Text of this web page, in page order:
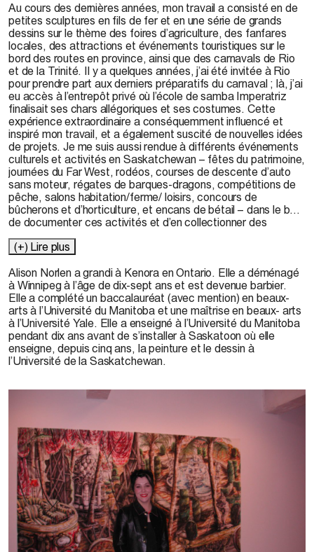
Au cours des dernières années, mon travail a consisté en de
petites sculptures en fils de fer et en une série de grands
dessins sur le thème des foires d’agriculture, des fanfares
locales, des attractions et événements touristiques sur le
bord des routes en province, ainsi que des carnavals de Rio
et de la Trinité. Il y a quelques années, j’ai été invitée à Rio
pour prendre part aux derniers préparatifs du carnaval ; là, j’ai
eu accès à l’entrepôt privé où l’école de samba Imperatriz
finalisait ses chars allégoriques et ses costumes. Cette
expérience extraordinaire a conséquemment influencé et
inspiré mon travail, et a également suscité de nouvelles idées
de projets. Je me suis aussi rendue à différents événements
culturels et activités en Saskatchewan – fêtes du patrimoine,
journées du Far West, rodéos, courses de descente d’auto
sans moteur, régates de barques-dragons, compétitions de
pêche, salons habitation/ferme/ loisirs, concours de
bûcherons et d’horticulture, et encans de bétail – dans le but
de documenter ces activités et d’en collectionner des
mes yeux le carnaval antillais et y participer, et j’y suis
(+) Lire plus
Alison Norlen a grandi à Kenora en Ontario. Elle a déménagé
à Winnipeg à l’âge de dix-sept ans et est devenue barbier.
Elle a complété un baccalauréat (avec mention) en beaux-
arts à l’Université du Manitoba et une maîtrise en beaux- arts
à l’Université Yale. Elle a enseigné à l’Université du Manitoba
pendant dix ans avant de s’installer à Saskatoon où elle
enseigne, depuis cinq ans, la peinture et le dessin à
l’Université de la Saskatchewan.